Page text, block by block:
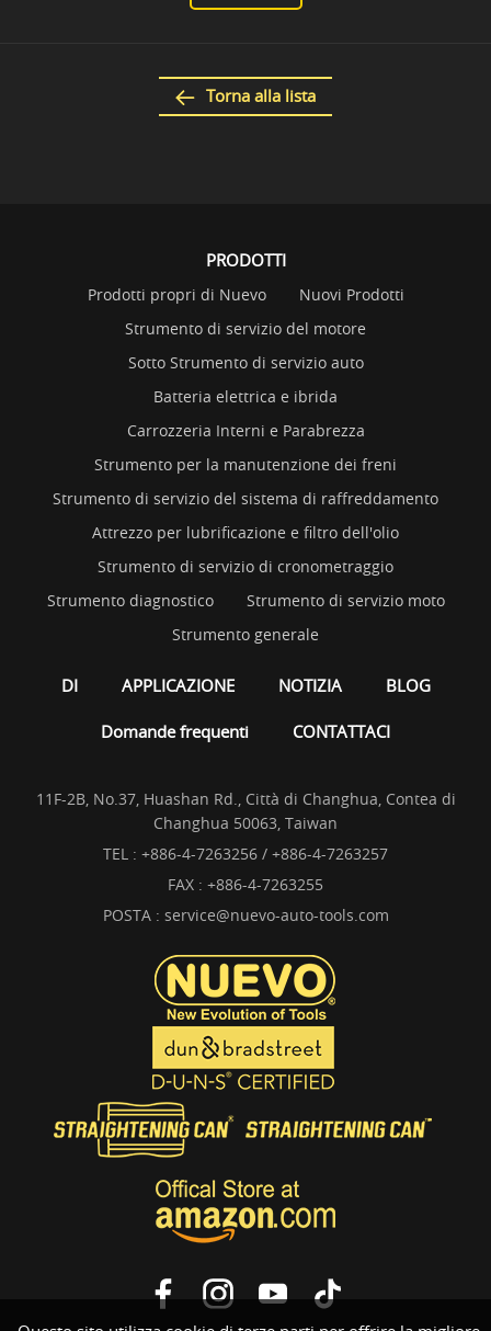
Torna alla lista
PRODOTTI
Prodotti propri di Nuevo
Nuovi Prodotti
Strumento di servizio del motore
Sotto Strumento di servizio auto
Batteria elettrica e ibrida
Carrozzeria Interni e Parabrezza
Strumento per la manutenzione dei freni
Strumento di servizio del sistema di raffreddamento
Attrezzo per lubrificazione e filtro dell'olio
Strumento di servizio di cronometraggio
Strumento diagnostico
Strumento di servizio moto
Strumento generale
DI APPLICAZIONE NOTIZIA BLOG
Domande frequenti CONTATTACI
11F-2B, No.37, Huashan Rd., Città di Changhua, Contea di
Changhua 50063, Taiwan
TEL : +886-4-7263256 / +886-4-7263257
FAX : +886-4-7263255
POSTA : service@nuevo-auto-tools.com